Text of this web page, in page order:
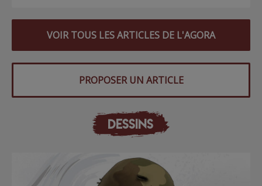
VOIR TOUS LES ARTICLES DE L'AGORA
PROPOSER UN ARTICLE
DESSINS